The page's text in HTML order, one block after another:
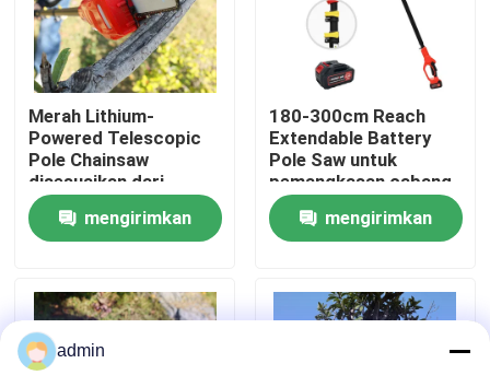
tampilan pabrik
Hubungi Kami
Minta Kutipan
Gergaji bensin
Gergaji Mini Genggam
Gergaji Listrik
Merah Lithium-
Powered Telescopic
Pole Chainsaw
disesuaikan dari
180cm ke 300cm
mengirimkan
180-300cm Reach
Extendable Battery
Pole Saw untuk
pemangkasan cabang
tinggi
mengirimkan
admin